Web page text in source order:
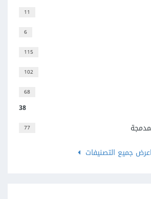
11
6
115
102
68
38
77
اعرض جميع التصنيفات